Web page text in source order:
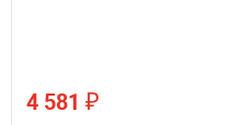
4 581 ₽